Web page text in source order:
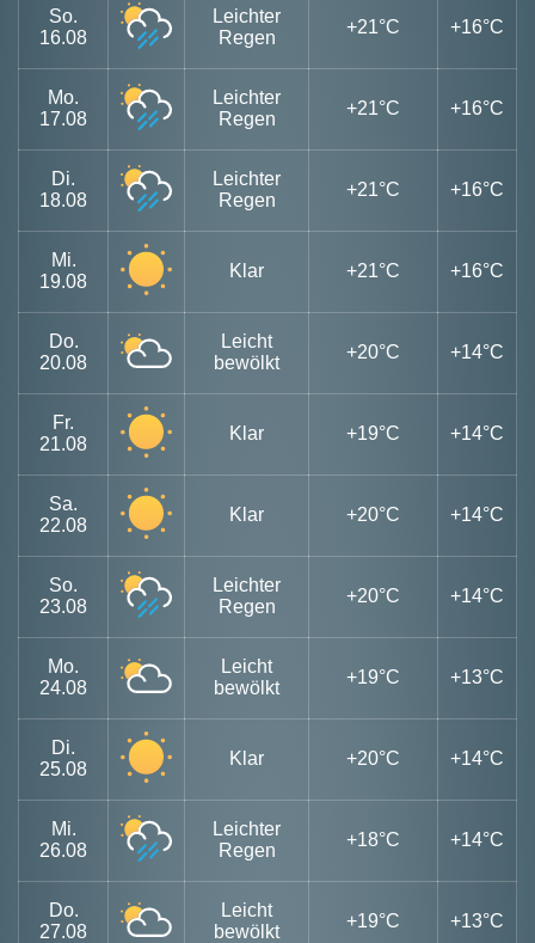
So.
16.08
Leichter
Regen
+21°C +16°C
Mo.
17.08
Leichter
Regen
+21°C +16°C
Di.
18.08
Leichter
Regen
+21°C +16°C
Mi.
19.08
Klar +21°C +16°C
Do.
20.08
Leicht
bewölkt
+20°C +14°C
Fr.
21.08
Klar +19°C +14°C
Sa.
22.08
Klar +20°C +14°C
So.
23.08
Leichter
Regen
+20°C +14°C
Mo.
24.08
Leicht
bewölkt
+19°C +13°C
Di.
25.08
Klar +20°C +14°C
Mi.
26.08
Leichter
Regen
+18°C +14°C
Do.
27.08
Leicht
bewölkt
+19°C +13°C